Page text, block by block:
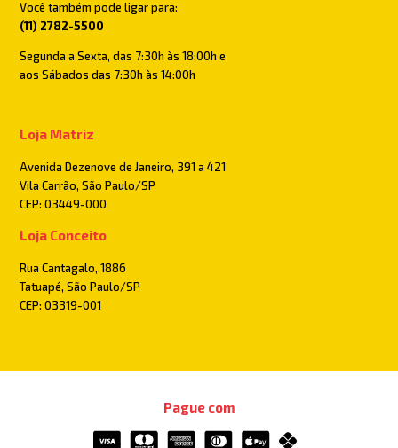
Você também pode ligar para:
(11) 2782-5500
Segunda a Sexta, das 7:30h às 18:00h e
aos Sábados das 7:30h às 14:00h
Loja Matriz
Avenida Dezenove de Janeiro, 391 a 421
Vila Carrão, São Paulo/SP
CEP: 03449-000
Loja Conceito
Rua Cantagalo, 1886
Tatuapé, São Paulo/SP
CEP: 03319-001
Pague com